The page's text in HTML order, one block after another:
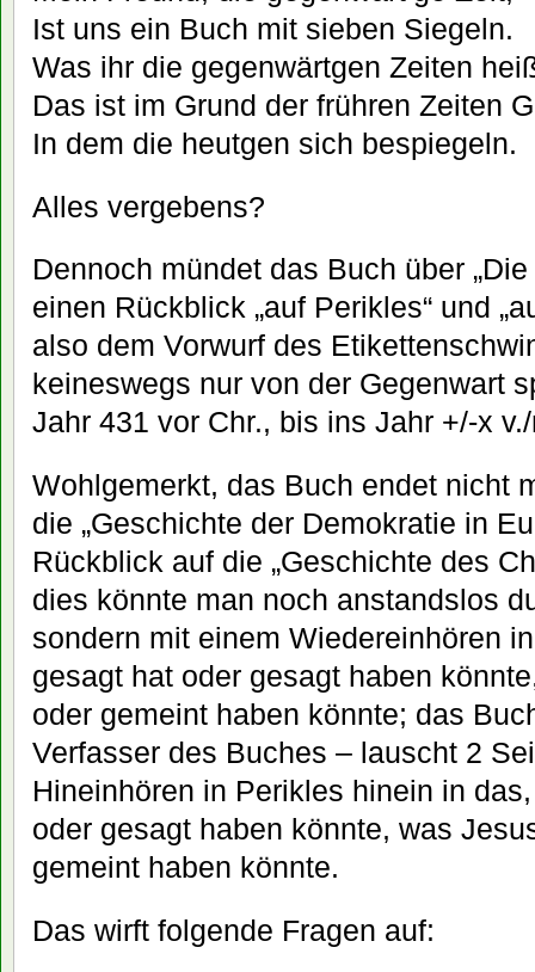
Ist uns ein Buch mit sieben Siegeln.
Was ihr die gegenwärtgen Zeiten
Das ist im Grund der frühren Zeiten
In dem die heutgen sich bespiegeln.
Alles vergebens?
Dennoch mündet das Buch über
einen Rückblick „auf Perikles“ und
also dem Vorwurf des
keineswegs nur von der Gegenwart
Jahr 431 vor Chr., bis ins Jahr +/-x
Wohlgemerkt, das Buch endet nicht
die „Geschichte der Demokratie in
Rückblick auf die „Geschichte des
dies könnte man noch anstandslos
sondern mit einem Wiedereinhören
gesagt hat oder gesagt haben
oder gemeint haben könnte; das
Verfasser des Buches – lauscht 2
Hineinhören in Perikles hinein in
oder gesagt haben könnte, was
gemeint haben könnte.
Das wirft folgende Fragen auf: